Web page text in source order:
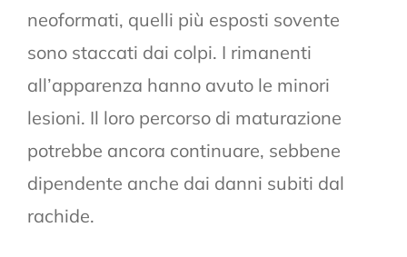
neoformati, quelli più esposti sovente
sono staccati dai colpi. I rimanenti
all’apparenza hanno avuto le minori
lesioni. Il loro percorso di maturazione
potrebbe ancora continuare, sebbene
dipendente anche dai danni subiti dal
rachide.